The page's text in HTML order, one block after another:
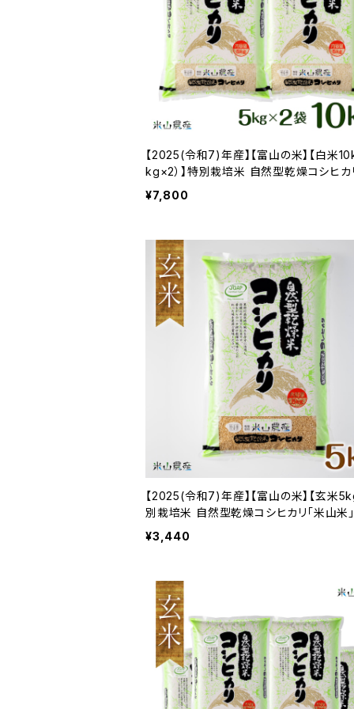
【2025(令和7)年産】【富山の米】【白米
kg×2）】特別栽培米 自然型乾燥コシヒカ
山米」【富山県入善町特産品】
¥7,800
【2025(令和7)年産】【富山の米】【玄米
別栽培米 自然型乾燥コシヒカリ「米山米」
山県入善町特産品】
¥3,440